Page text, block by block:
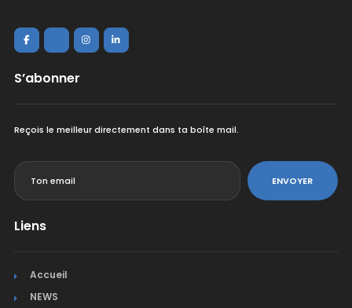
S’abonner
Reçois le meilleur directement dans ta boîte mail.
ENVOYER
Liens
Accueil
NEWS